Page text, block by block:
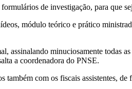
de investigação, para que
módulo teórico e prático
assinalando minuciosamente todas
a coordenadora do PNSE.
com os fiscais assistentes,